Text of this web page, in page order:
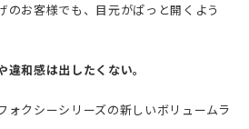
のお客様でも、目元がぱっと開くよう
和感は出したくない。
ォクシーシリーズの新しいボリュームラ